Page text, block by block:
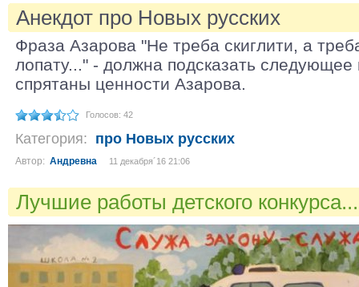
Анекдот про Новых русских
Фраза Азарова "Не треба скиглити, а
лопату..." - должна подсказать следующее
спрятаны ценности Азарова.
Голосов: 42
Категория: про Новых русских
Автор: Андревна 11 декабря´16 21:06
Лучшие работы детского